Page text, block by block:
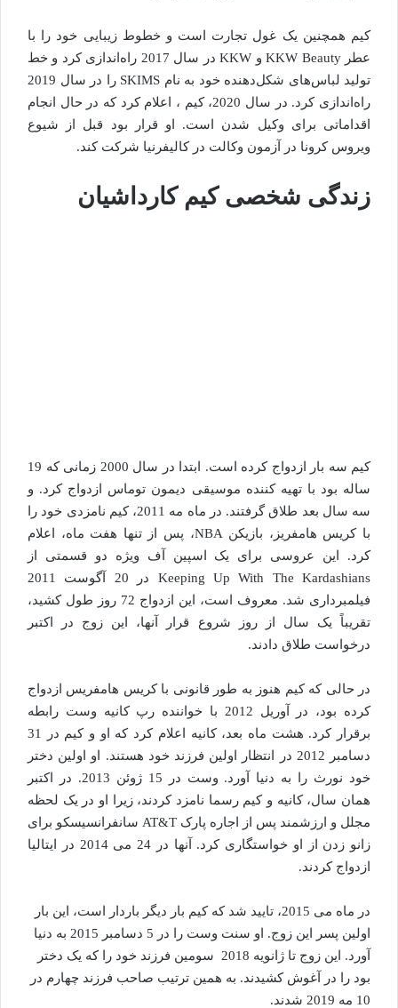
کیم همچنین یک غول تجارت است و خطوط زیبایی خود را با
عطر KKW Beauty و KKW در سال 2017 راه‌اندازی کرد و خط
تولید لباس‌های شکل‌دهنده خود به نام SKIMS را در سال 2019
راه‌اندازی کرد. در سال 2020، کیم ، اعلام کرد که در حال انجام
اقداماتی برای وکیل شدن است. او قرار بود قبل از شیوع
ویروس کرونا در آزمون وکالت در کالیفرنیا شرکت کند.
زندگی شخصی کیم کارداشیان
کیم سه بار ازدواج کرده است. ابتدا در سال 2000 زمانی که 19
ساله بود با تهیه کننده موسیقی دیمون توماس ازدواج کرد. و
سه سال بعد طلاق گرفتند. در ماه مه 2011، کیم نامزدی خود را
با کریس هامفریز، بازیکن NBA، پس از تنها هفت ماه، اعلام
کرد. این عروسی برای یک اسپین آف ویژه دو قسمتی از
Keeping Up With The Kardashians در 20 آگوست 2011
فیلمبرداری شد. معروف است، این ازدواج 72 روز طول کشید،
تقریباً یک سال از روز شروع قرار آنها، این زوج در اکتبر
درخواست طلاق دادند.
در حالی که کیم هنوز به طور قانونی با کریس هامفریس ازدواج
کرده بود، در آوریل 2012 با خواننده رپ کانیه وست رابطه
برقرار کرد. هشت ماه بعد، کانیه اعلام کرد که او و کیم در 31
دسامبر 2012 در انتظار اولین فرزند خود هستند. او اولین دختر
خود نورث را به دنیا آورد. وست در 15 ژوئن 2013. در اکتبر
همان سال، کانیه و کیم رسما نامزد کردند، زیرا او در یک لحظه
مجلل و ارزشمند پس از اجاره پارک AT&T سانفرانسیسکو برای
زانو زدن از او خواستگاری کرد. آنها در 24 می 2014 در ایتالیا
ازدواج کردند.
در ماه می 2015، تایید شد که کیم بار دیگر باردار است، این بار
اولین پسر این زوج. او سنت وست را در 5 دسامبر 2015 به دنیا
آورد. این زوج تا ژانویه 2018 سومین فرزند خود را که یک دختر
بود را در آغوش کشیدند. به همین ترتیب صاحب فرزند چهارم در
10 مه 2019 شدند.